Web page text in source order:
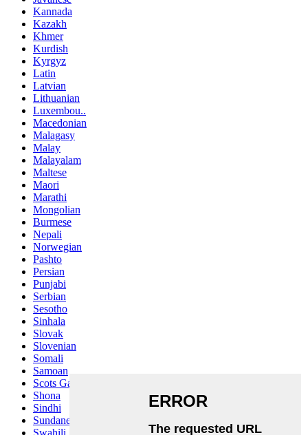
Kannada
Kazakh
Khmer
Kurdish
Kyrgyz
Latin
Latvian
Lithuanian
Luxembou..
Macedonian
Malagasy
Malay
Malayalam
Maltese
Maori
Marathi
Mongolian
Burmese
Nepali
Norwegian
Pashto
Persian
Punjabi
Serbian
Sesotho
Sinhala
Slovak
Slovenian
Somali
Samoan
Scots Gaelic
Shona
Sindhi
Sundanese
Swahili